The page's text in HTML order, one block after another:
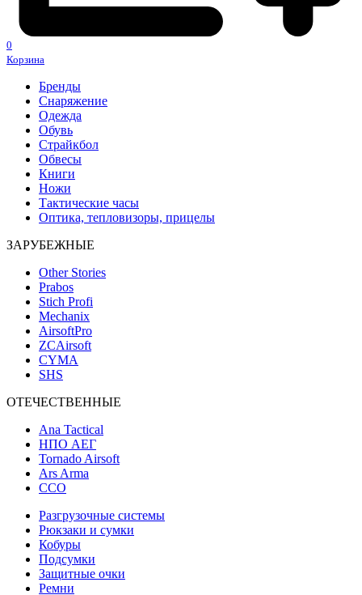
0
Корзина
Бренды
Снаряжение
Одежда
Обувь
Страйкбол
Обвесы
Книги
Ножи
Тактические часы
Оптика, тепловизоры, прицелы
ЗАРУБЕЖНЫЕ
Other Stories
Prabos
Stich Profi
Mechanix
AirsoftPro
ZCAirsoft
CYMA
SHS
ОТЕЧЕСТВЕННЫЕ
Ana Tactical
НПО АЕГ
Tornado Airsoft
Ars Arma
ССО
Разгрузочные системы
Рюкзаки и сумки
Кобуры
Подсумки
Защитные очки
Ремни